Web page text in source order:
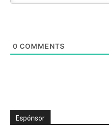
0 COMMENTS
Espónsor